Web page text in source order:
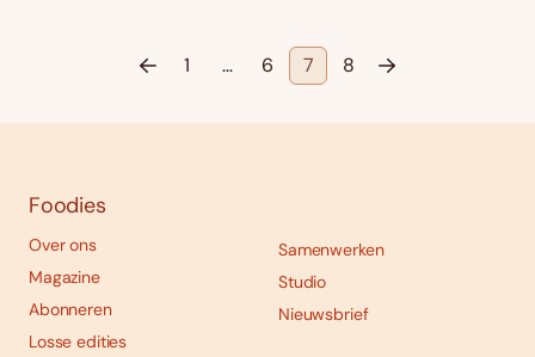
1 … 6 7 8
Foodies
Over ons
Magazine
Abonneren
Losse edities
Samenwerken
Studio
Nieuwsbrief